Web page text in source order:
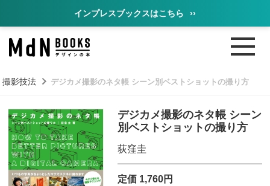
インプレスブックスはこちら ››
撮影技法 デジカメ撮影のネタ帳 シーン別ベストショットの撮り方
デジカメ撮影のネタ帳 シーン
別ベストショットの撮り方
荻窪圭
定価 1,760円